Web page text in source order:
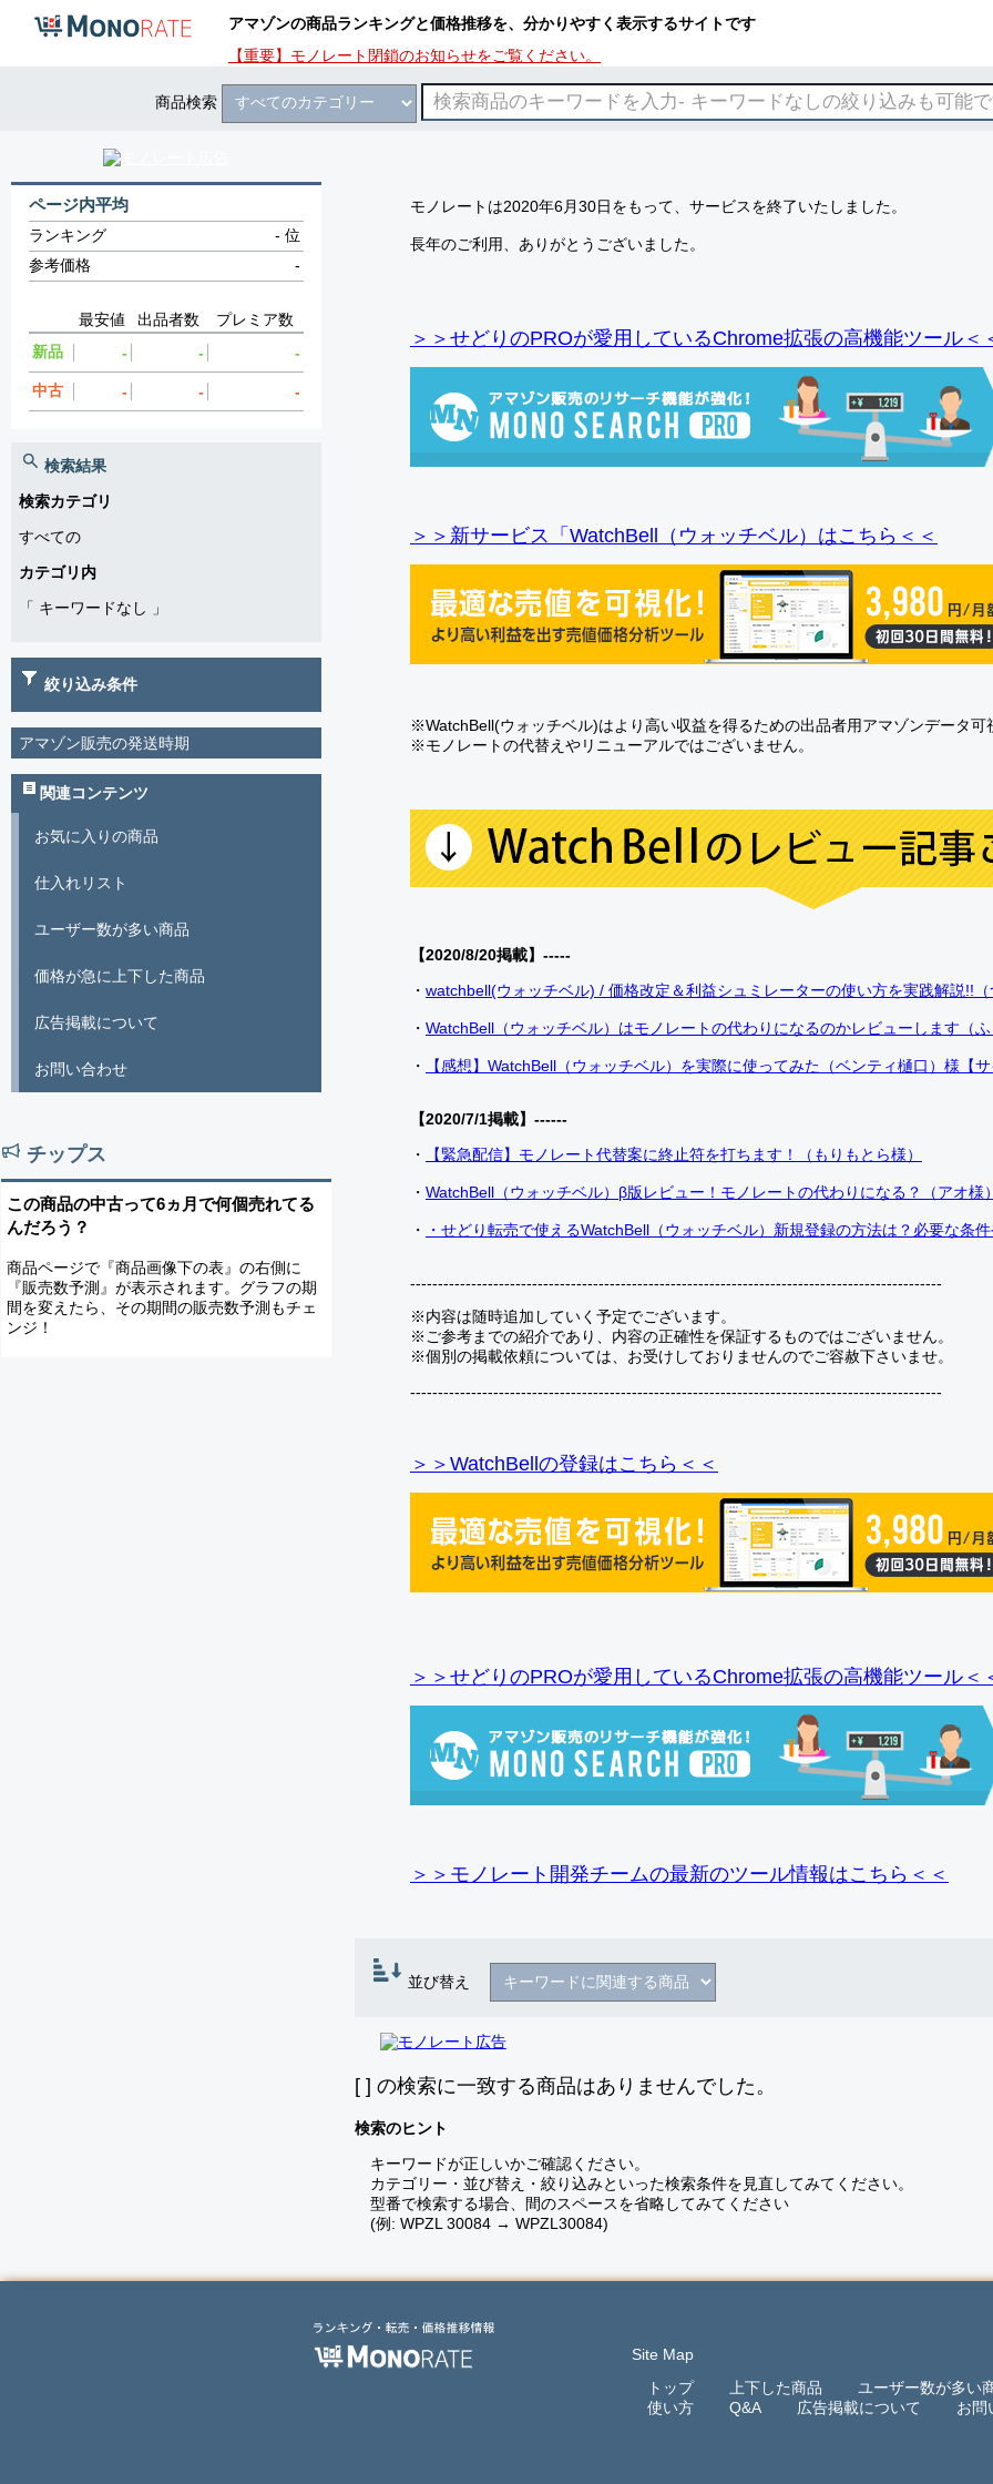
アマゾンの商品ランキングと価格推移を、分かりやすく表示するサイトです
【重要】モノレート閉鎖のお知らせをご覧ください。
商品検索
モノレートは2020年6月30日をもって、サービスを終了いたしました。
長年のご利用、ありがとうございました。
＞＞せどりのPROが愛用しているChrome拡張の高機能ツール＜
＞＞新サービス「WatchBell（ウォッチベル）はこちら＜＜
※WatchBell(ウォッチベル)はより高い収益を得るための出品者用アマゾンデータ可
※モノレートの代替えやリニューアルではございません。
【2020/8/20掲載】-----
・ watchbell(ウォッチベル) / 価格改定＆利益シュミレーターの使い方を実践解説!!
・ WatchBell（ウォッチベル）はモノレートの代わりになるのかレビューします（
・ 【感想】WatchBell（ウォッチベル）を実際に使ってみた（ベンティ樋口）様【
【2020/7/1掲載】------
・
【緊急配信】モノレート代替案に終止符を打ちます！（もりもとら様）
・ WatchBell（ウォッチベル）β版レビュー！モノレートの代わりになる？（アオ様
・ ・せどり転売で使えるWatchBell（ウォッチベル）新規登録の方法は？必要な条
------------------------------------------------------------------------------------------------
※内容は随時追加していく予定でございます。
※ご参考までの紹介であり、内容の正確性を保証するものではございません。
※個別の掲載依頼については、お受けしておりませんのでご容赦下さいませ。
------------------------------------------------------------------------------------------------
＞＞WatchBellの登録はこちら＜＜
＞＞せどりのPROが愛用しているChrome拡張の高機能ツール＜
＞＞モノレート開発チームの最新のツール情報はこちら＜＜
並び替え
[ ] の検索に一致する商品はありませんでした。
検索のヒント
キーワードが正しいかご確認ください。
カテゴリー・並び替え・絞り込みといった検索条件を見直してみてください。
型番で検索する場合、間のスペースを省略してみてください
(例: WPZL 30084 → WPZL30084)
ページ内平均
ランキング -位
参考価格
-
最安値 出品者数
プレミア数
新品
- - -
中古 - - -
検索結果
検索カテゴリ
すべての
カテゴリ内
「 キーワードなし 」
絞り込み条件
アマゾン販売の発送時期
関連コンテンツ
お気に入りの商品
仕入れリスト
ユーザー数が多い商品
価格が急に上下した商品
広告掲載について
お問い合わせ
チップス
この商品の中古って6ヵ月で何個売れてる
んだろう？
商品ページで『商品画像下の表』の右側に
『販売数予測』が表示されます。グラフの期
間を変えたら、その期間の販売数予測もチェ
ンジ！
Site Map
トップ
上下した商品
ユーザー数が多い
使い方
Q&A 広告掲載について お問